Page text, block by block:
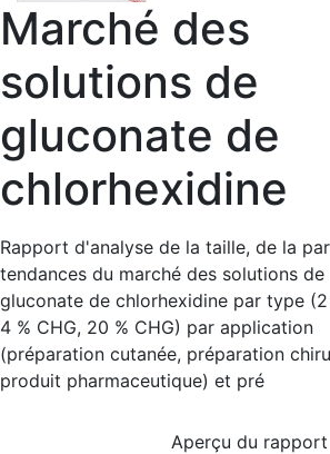
Marché des
solutions de
gluconate de
chlorhexidine
Rapport d'analyse de la taille, de la
tendances du marché des solutions de
gluconate de chlorhexidine par type (2
4 % CHG, 20 % CHG) par application
(préparation cutanée, préparation
produit pharmaceutique) et pré
Aperçu du rapport